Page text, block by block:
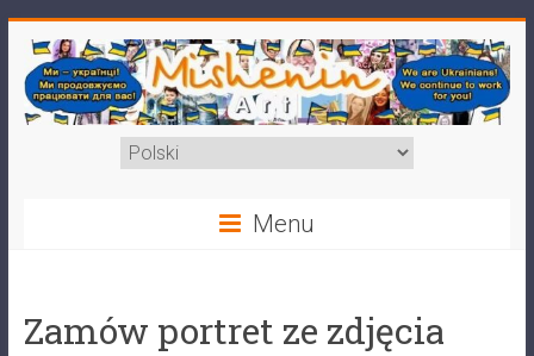
Menu
Zamów portret ze zdjęcia